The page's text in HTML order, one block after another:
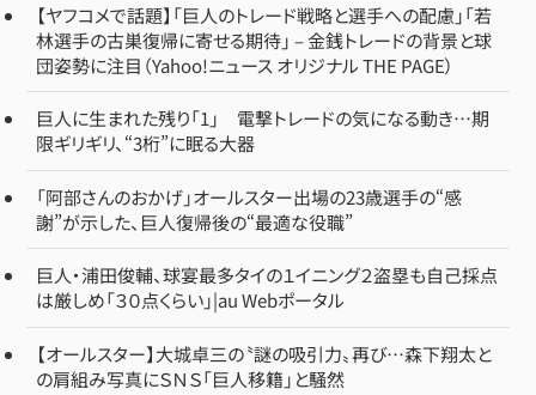
【ヤフコメで話題】「巨人のトレード戦略と選手への配慮」「若
林選手の古巣復帰に寄せる期待」 – 金銭トレードの背景と球
団姿勢に注目（Yahoo!ニュース オリジナル THE PAGE）
巨人に生まれた残り「1」 電撃トレードの気になる動き…期
限ギリギリ、“3桁”に眠る大器
「阿部さんのおかげ」オールスター出場の23歳選手の“感
謝”が示した、巨人復帰後の“最適な役職”
巨人・浦田俊輔、球宴最多タイの１イニング２盗塁も自己採点
は厳しめ「３０点くらい」|au Webポータル
【オールスター】大城卓三の〝謎の吸引力〟再び…森下翔太と
の肩組み写真にＳＮＳ「巨人移籍」と騒然